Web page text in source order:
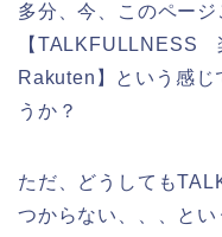
多分、今、このペー
【TALKFULLNESS
Rakuten】という感じ
うか？
ただ、どうしても
つからない、、、と